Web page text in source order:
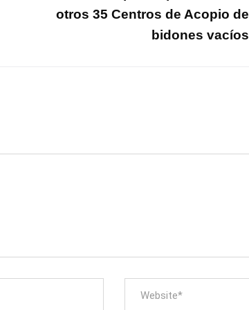
otros 35 Centros de Acopio de
bidones vacíos